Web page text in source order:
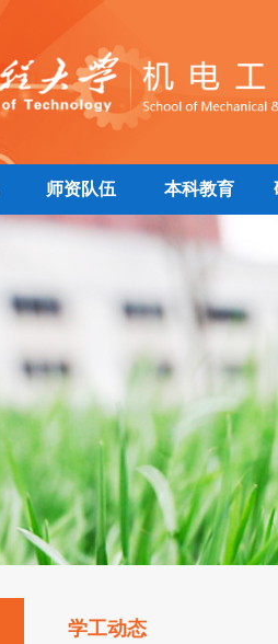
师资队伍 本科教育
学工动态